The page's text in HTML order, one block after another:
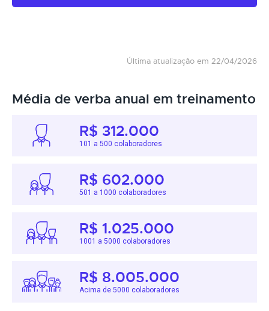
Última atualização em 22/04/2026
Média de verba anual em treinamento
R$ 312.000
101 a 500 colaboradores
R$ 602.000
501 a 1000 colaboradores
R$ 1.025.000
1001 a 5000 colaboradores
R$ 8.005.000
Acima de 5000 colaboradores